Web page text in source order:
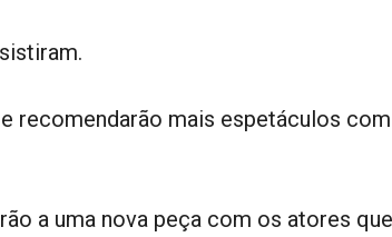
recomendarão mais espetáculos
a uma nova peça com os atores